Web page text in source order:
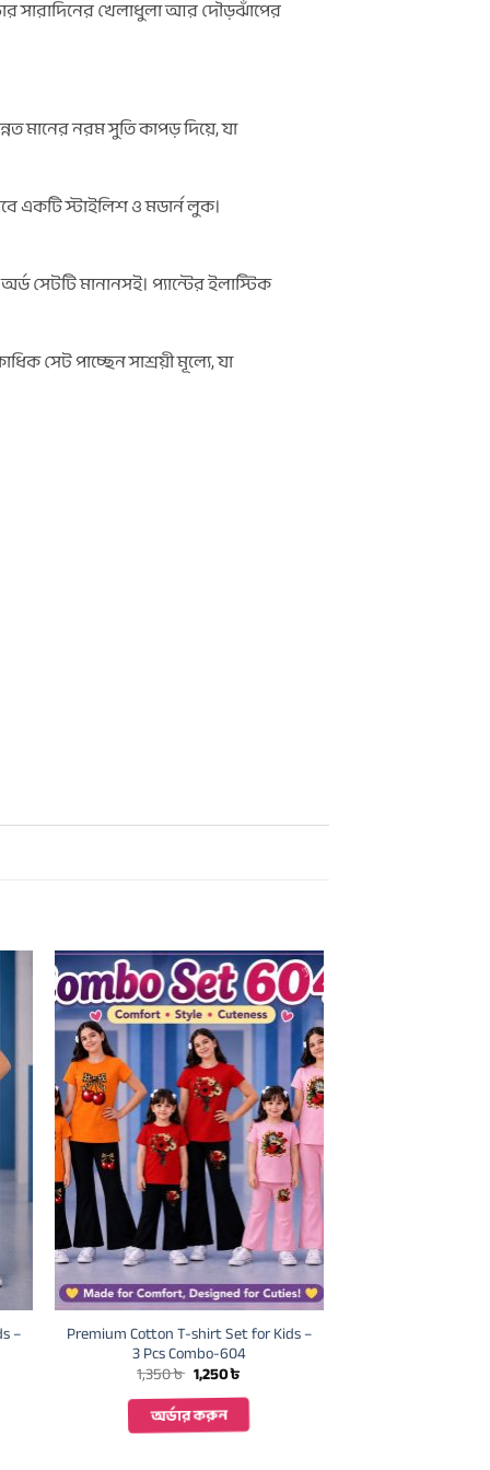
সারাদিনের খেলাধুলা আর দৌড়ঝাঁপের
মানের নরম সুতি কাপড় দিয়ে, যা
একটি স্টাইলিশ ও মডার্ন লুক।
মানানসই। প্যান্টের ইলাস্টিক
সেট পাচ্ছেন সাশ্রয়ী মূল্যে, যা
– Premium Cotton T-shirt Set for Kids –
3 Pcs Combo-604
1,350৳ Original
price
was:
1,350 ৳ .
1,250৳
is:
1,250 ৳ .
অর্ডার করুন